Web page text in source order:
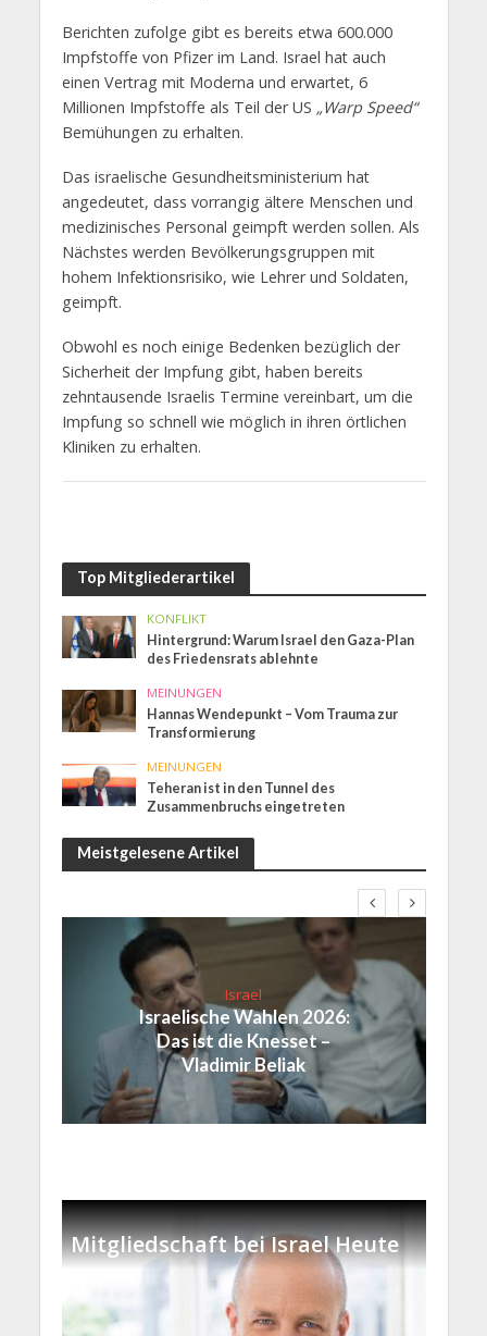
Berichten zufolge gibt es bereits etwa 600.000
Impfstoffe von Pfizer im Land. Israel hat auch
einen Vertrag mit Moderna und erwartet, 6
Millionen Impfstoffe als Teil der US „Warp Speed“
Bemühungen zu erhalten.
Das israelische Gesundheitsministerium hat
angedeutet, dass vorrangig ältere Menschen und
medizinisches Personal geimpft werden sollen. Als
Nächstes werden Bevölkerungsgruppen mit
hohem Infektionsrisiko, wie Lehrer und Soldaten,
geimpft.
Obwohl es noch einige Bedenken bezüglich der
Sicherheit der Impfung gibt, haben bereits
zehntausende Israelis Termine vereinbart, um die
Impfung so schnell wie möglich in ihren örtlichen
Kliniken zu erhalten.
Top Mitgliederartikel
KONFLIKT
Hintergrund: Warum Israel den Gaza-Plan
des Friedensrats ablehnte
MEINUNGEN
Hannas Wendepunkt – Vom Trauma zur
Transformierung
MEINUNGEN
Teheran ist in den Tunnel des
Zusammenbruchs eingetreten
Meistgelesene Artikel
Israel
Israelische Wahlen 2026:
Das ist die Knesset –
Vladimir Beliak
Mitgliedschaft bei Israel Heute